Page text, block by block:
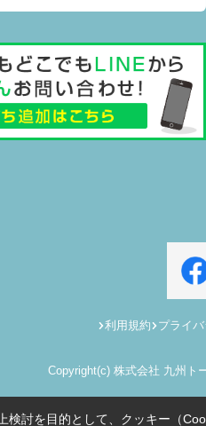
利用規約 プライ
Copyright(c) 株式会社 九州ト
討を目的として、クッキー（